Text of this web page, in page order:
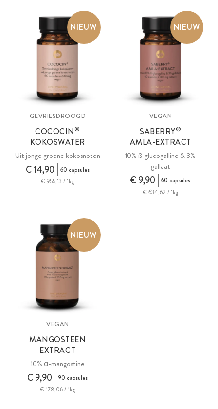
NIEUW
GEVRIESDROOGD
COCOCIN ®
KOKOSWATER
Uit jonge groene kokosnoten
€ 14,90
60 capsules
€ 955,13 / 1kg
NIEUW
VEGAN
SABERRY®
AMLA-EXTRACT
10% ß-glucogalline & 3%
gallaat
€ 9,90
60 capsules
€ 634,62 / 1kg
NIEUW
VEGAN
MANGOSTEEN
EXTRACT
10% α-mangostine
€ 9,90
90 capsules
€ 178,06 / 1kg